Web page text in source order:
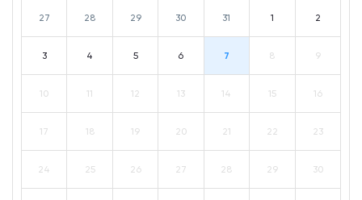
27 28 29 30 31 1 2
3 4 5 6 7 8 9
10 11 12 13 14 15 16
17 18 19 20 21 22 23
24 25 26 27 28 29 30